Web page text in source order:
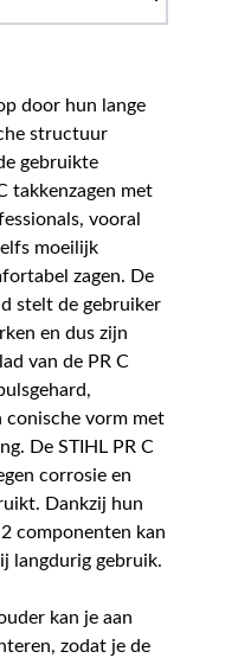
door hun lange
structuur
gebruikte
takkenzagen met
vooral
moeilijk
zagen. De
stelt de gebruiker
en dus zijn
van de PR C
conische vorm met
De STIHL PR C
corrosie en
Dankzij hun
componenten kan
langdurig gebruik.
kan je aan
zodat je de